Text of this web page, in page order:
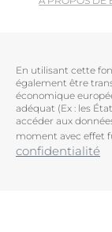
En utilisant cette
également être
économique
adéquat (Ex : les
accéder aux
moment avec effet
confidentialité